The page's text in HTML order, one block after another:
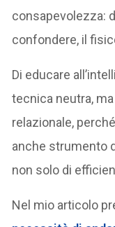
consapevolezza:
confondere, il
Di educare
tecnica neutra,
relazionale,
anche strumento
non solo di
Nel mio articolo